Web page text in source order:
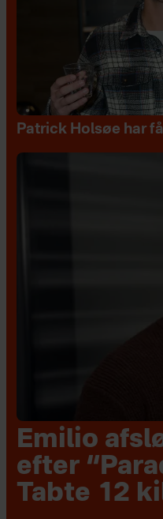
Patrick Holsøe har
Emilio
efter
Tabte 12